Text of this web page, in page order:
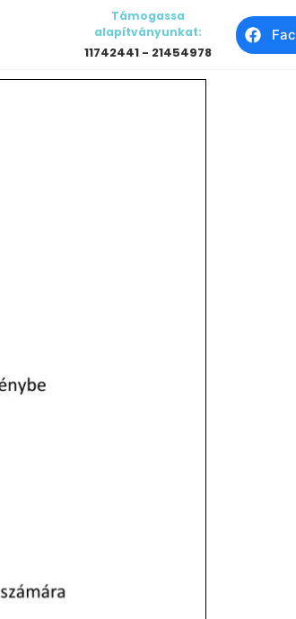
Támogassa
alapítványunkat:
11742441 - 21454978